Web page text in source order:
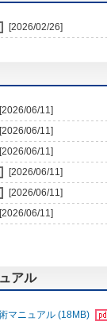
[2026/02/26]
[2026/06/11]
[2026/06/11]
[2026/06/11]
[2026/06/11]
[2026/06/11]
[2026/06/11]
アル
マニュアル (18MB)